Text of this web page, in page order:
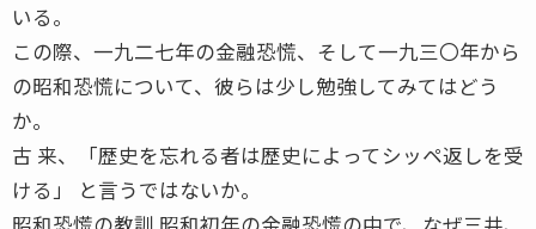
いる。
この際、一九二七年の金融恐慌、そして一九三〇年から
の昭和恐慌について、彼らは少し勉強してみてはどう
か。
古 来、「歴史を忘れる者は歴史によってシッペ返しを受
ける」 と言うではないか。